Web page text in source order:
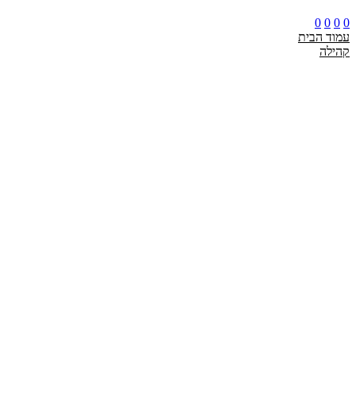
0
0
0
0
עמוד הבית
קהילה